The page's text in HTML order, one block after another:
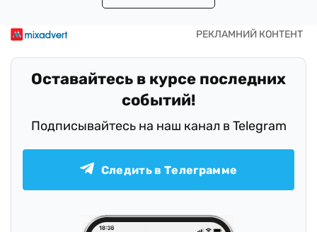
Оставайтесь в курсе последних
событий!
Подписывайтесь на наш канал в Telegram
Следить в Телеграмме